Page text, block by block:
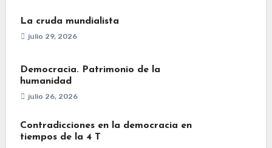
La cruda mundialista
julio 29, 2026
Democracia. Patrimonio de la
humanidad
julio 26, 2026
Contradicciones en la democracia en
tiempos de la 4 T